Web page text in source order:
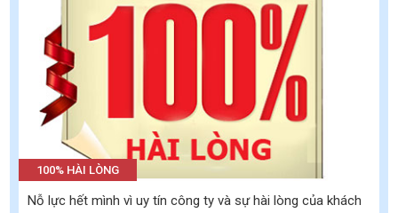
100% HÀI LÒNG
Nỗ lực hết mình vì uy tín công ty và sự hài lòng của khách